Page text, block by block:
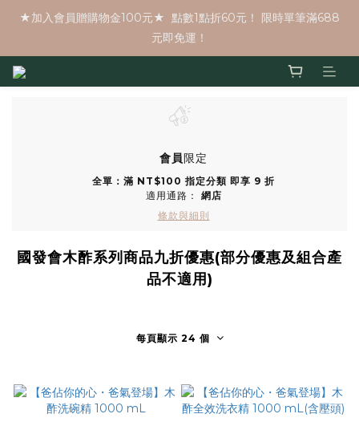
★加入會員贈購物金100元★  點數1點折60元！ 限時單筆滿688
元即免運！
會員限定
全單：滿 NT$100 指定分類 即享 9 折
適用通路： 網店
條款與細則
國發會木酢系列商品九折優惠(部分優惠及組合產
品不適用)
每頁顯示 24 個